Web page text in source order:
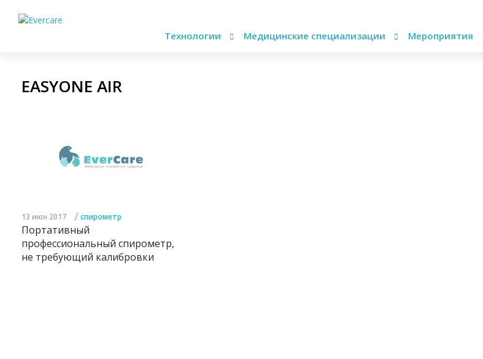
Технологии Медицинские специализации Мероприятия
EASYONE AIR
13 июн 2017 / спирометр
Портативный
профессиональный спирометр,
не требующий калибровки